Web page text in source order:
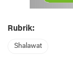
Rubrik:
Shalawat